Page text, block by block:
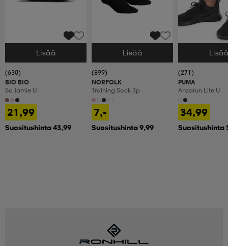
Valitse Koko
Lisää
(630)
BIO BIO
So Jamie U
21,99
Suositushinta 43,99
Valitse Koko
Lisää
(899)
NORFOLK
Training Sock 3p
7,-
Suositushinta 9,99
Valitse Koko
(271)
PUMA
Anzarun Lite U
34,99
Suositushinta